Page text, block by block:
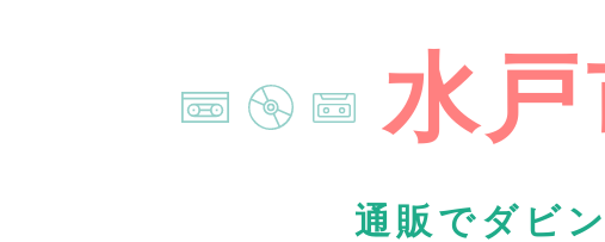
水
通販でダビ